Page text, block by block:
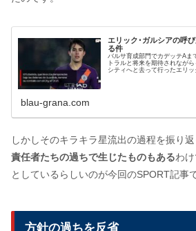
エリック･ガルシアの呼
る件
バルサ育成部門でカデッテAま
トラルと将来を期待されなが
シティへと去って行ったエリ
blau-grana.com
しかしそのキラキラ星流出の過程を振り返
責任者たちの過ちで生じたものもあるわ
としているらしいのが今回のSPORT記事で
方針の過ちを反省